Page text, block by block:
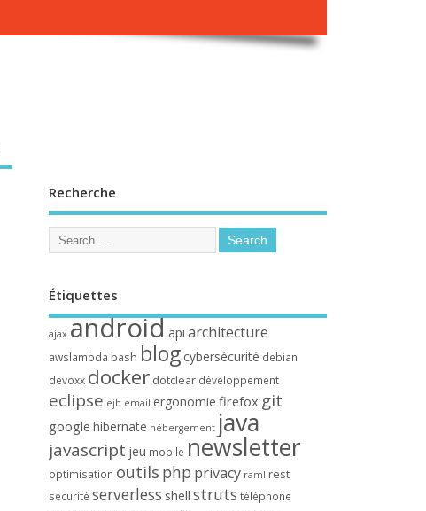
Recherche
Étiquettes
ajax androidapi architecture
awslambda bash blog cybersécurité debian
devoxx docker dotclear développement
eclipse ejb email ergonomie firefox git
google hibernate hébergement java
javascript jeu mobile newsletter
optimisation outils php privacy raml rest
securité serverless shell struts téléphone